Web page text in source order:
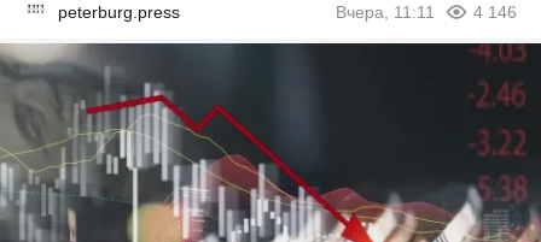
peterburg.press Вчера, 11:11 4 146